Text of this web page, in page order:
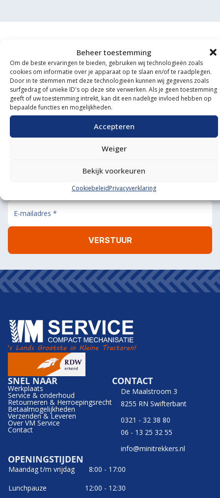
Beheer toestemming
Om de beste ervaringen te bieden, gebruiken wij technologieën zoals
cookies om informatie over je apparaat op te slaan en/of te raadplegen.
Door in te stemmen met deze technologieën kunnen wij gegevens zoals
surfgedrag of unieke ID's op deze site verwerken. Als je geen toestemming
geeft of uw toestemming intrekt, kan dit een nadelige invloed hebben op
bepaalde functies en mogelijkheden.
Accepteren
Weiger
Bekijk voorkeuren
CookiebeleidPrivacyverklaring
Onze showroom
bezoeken?
De koffie staat klaar!
Aanmelden nieuwsbrief
SNEL NAAR
Werkplaats
Service & onderhoud
Retourneren & Herroepingsrecht
Betaalmogelijkheden
Verzenden & Leveren
Over VM Service
Contact
CONTACT
De Maalstroom 3
8255 RN Swifterbant
0321 - 32 38 80
06 - 13 25 32 55
info@minitrekkers.nl
OPENINGSTIJDEN
Maandag t/m vrijdag
8:00 - 17:00
Lunchpauze
12:00 - 12:30